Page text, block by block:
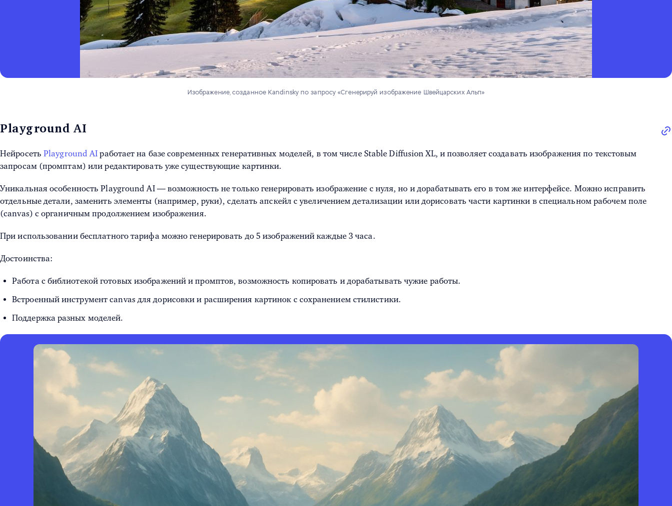
Изображение, созданное Kandinsky по запросу «Сгенерируй изображение Швейцарских Альп»
Playground AI
Нейросеть Playground AIработает на базе современных генеративных моделей, в том числе Stable Diffusion XL, и позволяет создавать изображения по текстовым
запросам (промптам) или редактировать уже существующие картинки.
Уникальная особенность Playground AI — возможность не только генерировать изображение с нуля, но и дорабатывать его в том же интерфейсе. Можно исправить
отдельные детали, заменить элементы (например, руки), сделать апскейл с увеличением детализации или дорисовать части картинки в специальном рабочем поле
(canvas) с органичным продолжением изображения.
При использовании бесплатного тарифа можно генерировать до 5 изображений каждые 3 часа.
Достоинства:
Работа с библиотекой готовых изображений и промптов, возможность копировать и дорабатывать чужие работы.
Встроенный инструмент canvas для дорисовки и расширения картинок с сохранением стилистики.
Поддержка разных моделей.